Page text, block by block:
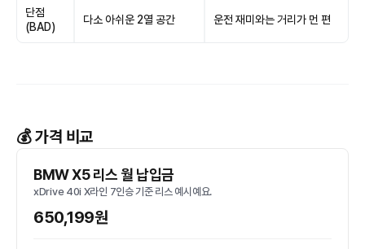
단점
(BAD)
다소 아쉬운 2열 공간 운전 재미와는 거리가 먼 편
💰 가격 비교
BMW X5 리스 월 납입금
xDrive 40i X라인 7인승 기준 리스 예시예요.
650,199원